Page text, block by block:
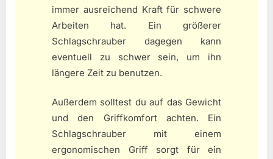
immer ausreichend Kraft für schwere
Arbeiten hat. Ein größerer
Schlagschrauber dagegen kann
eventuell zu schwer sein, um ihn
längere Zeit zu benutzen.
Außerdem solltest du auf das Gewicht
und den Griffkomfort achten. Ein
Schlagschrauber mit einem
ergonomischen Griff sorgt für ein